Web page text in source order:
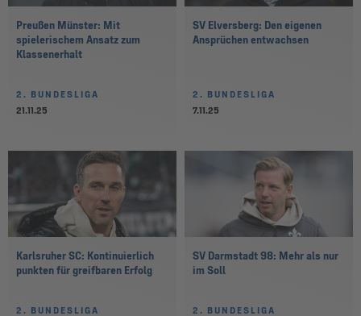
Preußen Münster: Mit
spielerischem Ansatz zum
Klassenerhalt
2. BUNDESLIGA
21.11.25
SV Elversberg: Den eigenen
Ansprüchen entwachsen
2. BUNDESLIGA
7.11.25
Karlsruher SC: Kontinuierlich
punkten für greifbaren Erfolg
2. BUNDESLIGA
SV Darmstadt 98: Mehr als nur
im Soll
2. BUNDESLIGA